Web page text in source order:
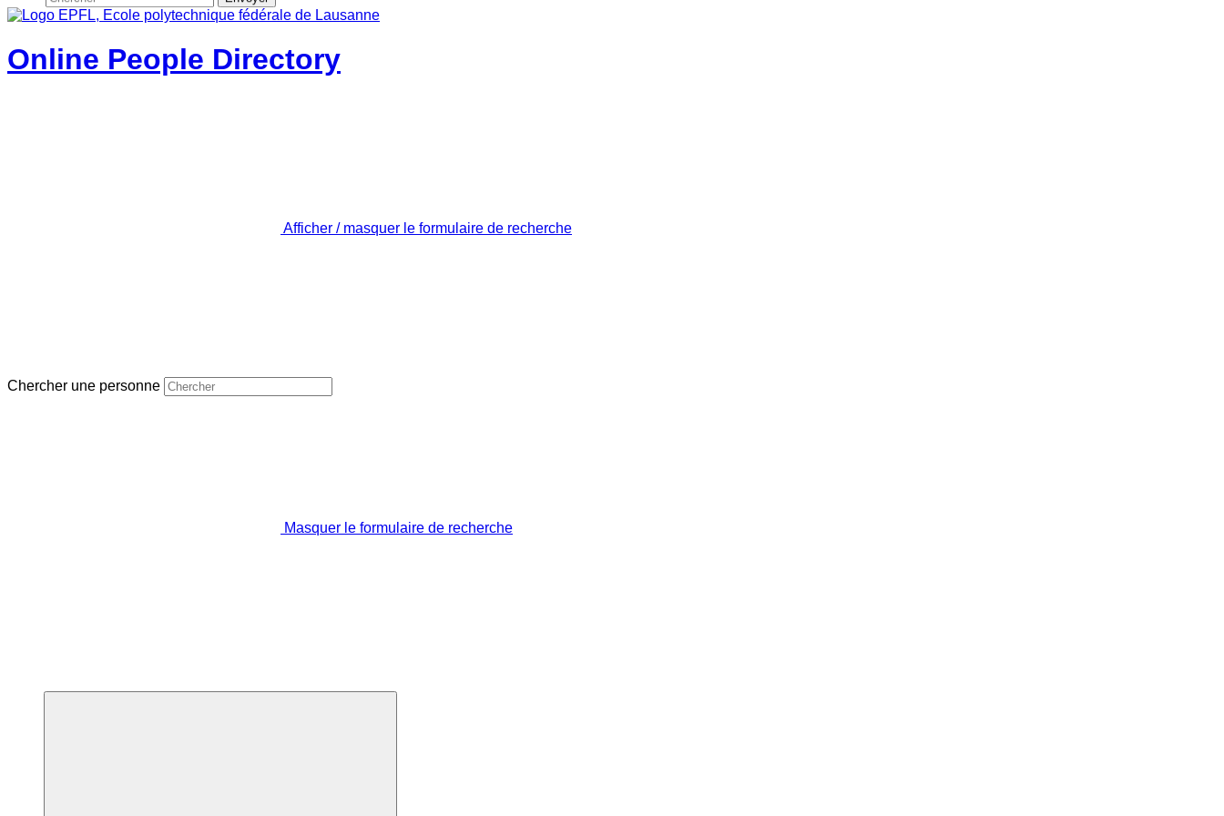
Online People Directory
Afficher / masquer le formulaire de recherche
Chercher une personne
Masquer le formulaire de recherche